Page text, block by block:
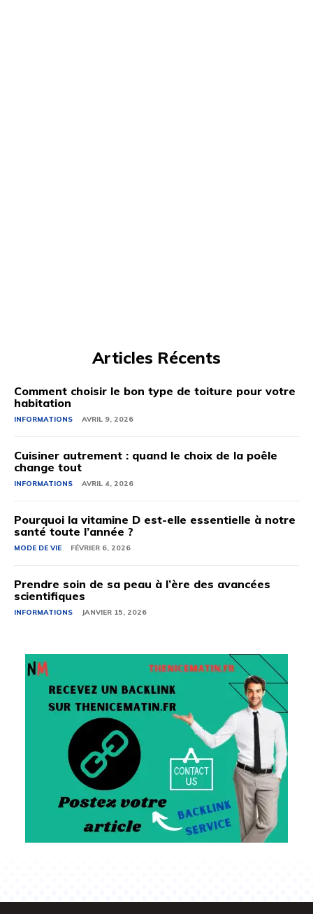
Articles Récents
Comment choisir le bon type de toiture pour votre
habitation
INFORMATIONS AVRIL 9, 2026
Cuisiner autrement : quand le choix de la poêle
change tout
INFORMATIONS AVRIL 4, 2026
Pourquoi la vitamine D est-elle essentielle à notre
santé toute l’année ?
MODE DE VIE FÉVRIER 6, 2026
Prendre soin de sa peau à l’ère des avancées
scientifiques
INFORMATIONS JANVIER 15, 2026